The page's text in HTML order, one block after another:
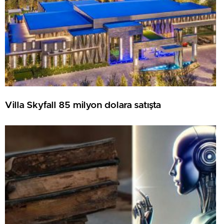
Villa Skyfall 85 milyon dolara satışta